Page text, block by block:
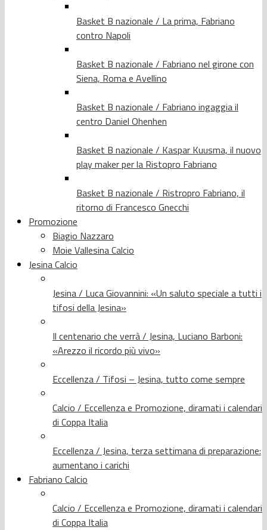
Basket B nazionale / La prima, Fabriano
contro Napoli
Basket B nazionale / Fabriano nel girone con
Siena, Roma e Avellino
Basket B nazionale / Fabriano ingaggia il
centro Daniel Ohenhen
Basket B nazionale / Kaspar Kuusma, il nuovo
play maker per la Ristopro Fabriano
Basket B nazionale / Ristropro Fabriano, il
ritorno di Francesco Gnecchi
Promozione
Biagio Nazzaro
Moie Vallesina Calcio
Jesina Calcio
Jesina / Luca Giovannini: «Un saluto speciale a tutti i
tifosi della Jesina»
Il centenario che verrà / Jesina, Luciano Barboni:
«Arezzo il ricordo più vivo»
Eccellenza / Tifosi – Jesina, tutto come sempre
Calcio / Eccellenza e Promozione, diramati i calendari
di Coppa Italia
Eccellenza / Jesina, terza settimana di preparazione:
aumentano i carichi
Fabriano Calcio
Calcio / Eccellenza e Promozione, diramati i calendari
di Coppa Italia